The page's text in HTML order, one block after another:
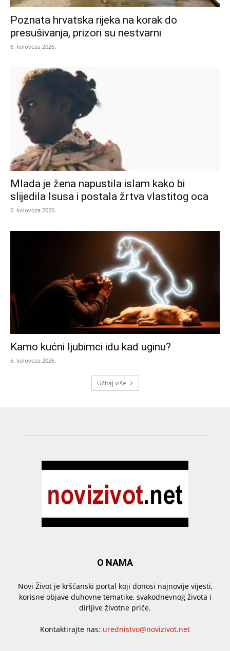
Poznata hrvatska rijeka na korak do
presušivanja, prizori su nestvarni
6. kolovoza 2026.
Mlada je žena napustila islam kako bi
slijedila Isusa i postala žrtva vlastitog oca
6. kolovoza 2026.
Kamo kućni ljubimci idu kad uginu?
6. kolovoza 2026.
Učitaj više
O NAMA
Novi Život je kršćanski portal koji donosi najnovije vijesti,
korisne objave duhovne tematike, svakodnevnog života i
dirljive životne priče.
Kontaktirajte nas: urednistvo@novizivot.net